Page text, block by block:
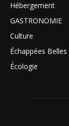
Hébergement
GASTRONOMIE
Culture
Échappées Belles
Écologie